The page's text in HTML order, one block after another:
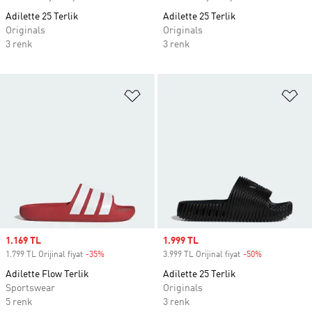
Adilette 25 Terlik
Originals
3 renk
Adilette 25 Terlik
Originals
3 renk
Sale price
1.169 TL
1.799 TL Orijinal fiyat -35%
Adilette Flow Terlik
Sportswear
5 renk
Sale price
1.999 TL
3.999 TL Orijinal fiyat -50%
Adilette 25 Terlik
Originals
3 renk